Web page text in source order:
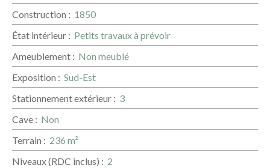
Construction : 1850
État intérieur : Petits travaux à prévoir
Ameublement : Non meublé
Exposition : Sud-Est
Stationnement extérieur : 3
Cave : Non
Terrain : 236 m²
Niveaux (RDC inclus) : 2